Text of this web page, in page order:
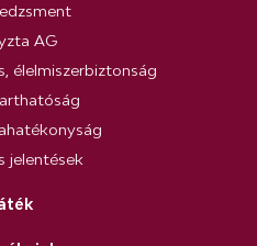
AG
élelmiszerbiztonság
jelentések